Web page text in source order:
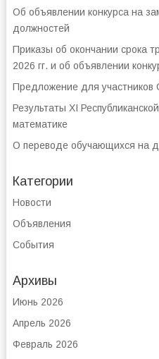
Об объявлении конкурса на
должностей
Приказы об окончании срока
2026 гг. и об объявлении
Предложение для участников
Результаты XI
математике
О переводе обучающихся на
Категории
Новости
Объявления
События
Архивы
Июнь 2026
Апрель 2026
Февраль 2026